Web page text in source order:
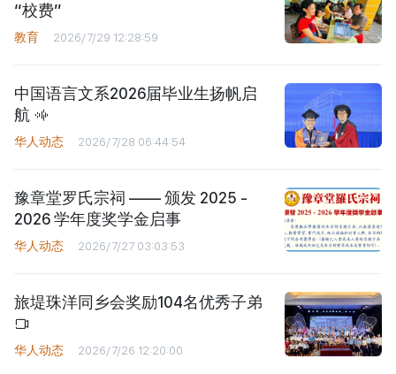
“校费”
教育 2026/7/29 12:28:59
中国语言文系2026届毕业生扬帆启
航
华人动态 2026/7/28 06:44:54
豫章堂罗氏宗祠 —— 颁发 2025 -
2026 学年度奖学金启事
华人动态 2026/7/27 03:03:53
旅堤珠洋同乡会奖励104名优秀子弟
华人动态 2026/7/26 12:20:00